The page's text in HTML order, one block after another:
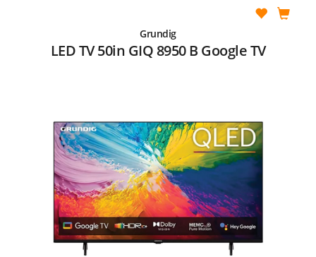
Grundig
LED TV 50in GIQ 8950 B Google TV